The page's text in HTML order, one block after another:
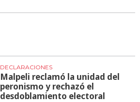
DECLARACIONES
Malpeli reclamó la unidad del
peronismo y rechazó el
desdoblamiento electoral